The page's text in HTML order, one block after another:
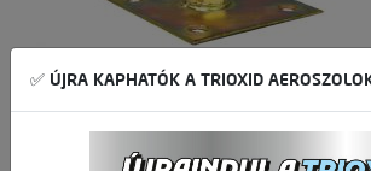
Állítható magasságú gerendatalp méretek:
A gerendapapucs mérete: 140 x 85mm.
✅ ÚJRA KAPHATÓK A TRIOXID